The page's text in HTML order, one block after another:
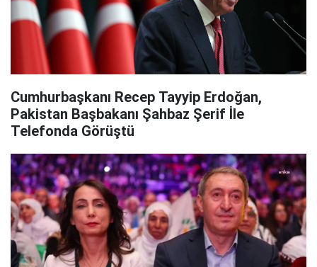
Cumhurbaşkanı Recep Tayyip Erdoğan,
Pakistan Başbakanı Şahbaz Şerif İle
Telefonda Görüştü